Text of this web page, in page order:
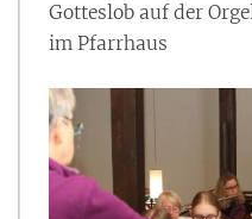
Gotteslob auf der
im Pfarrhaus